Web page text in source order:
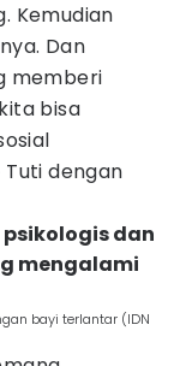
Kemudian
Dan
memberi
bisa
dengan
dan
mengalami
bayi terlantar (IDN